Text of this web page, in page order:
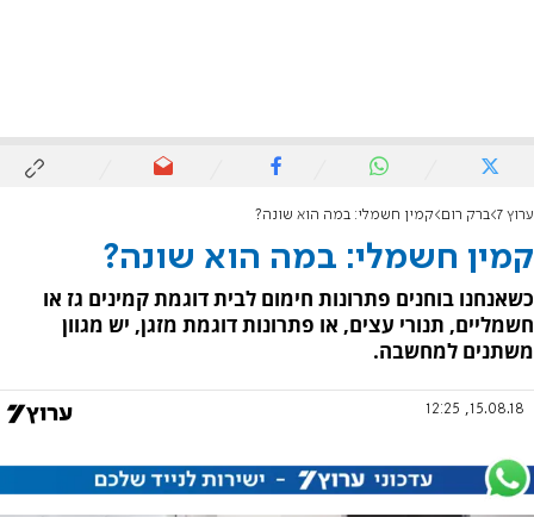
ערוץ 7 ברק רום קמין חשמלי: במה הוא שונה?
קמין חשמלי: במה הוא שונה?
כשאנחנו בוחנים פתרונות חימום לבית דוגמת קמינים גז או
חשמליים, תנורי עצים, או פתרונות דוגמת מזגן, יש מגוון
משתנים למחשבה.
15.08.18, 12:25